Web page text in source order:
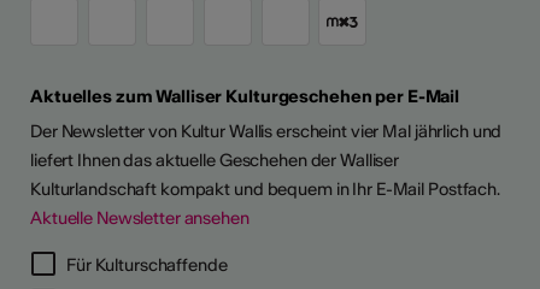
Aktuelles zum Walliser Kulturgeschehen per E-Mail
Der Newsletter von Kultur Wallis erscheint vier Mal jährlich und
liefert Ihnen das aktuelle Geschehen der Walliser
Kulturlandschaft kompakt und bequem in Ihr E-Mail Postfach.
Aktuelle Newsletter ansehen
Für Kulturschaffende